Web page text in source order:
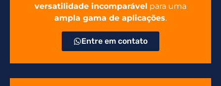
versatilidade incomparável para uma
ampla gama de aplicações.
Entre em contato